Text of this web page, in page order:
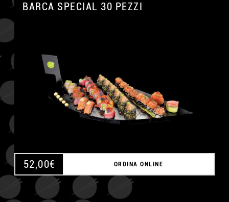
BARCA SPECIAL 30 PEZZI
52,00€ ORDINA ONLINE